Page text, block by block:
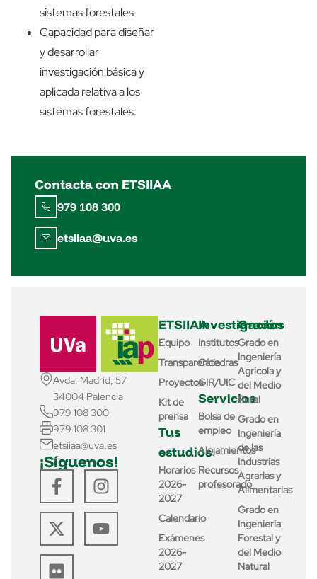
sistemas forestales
Capacidad para diseñar
y desarrollar
investigación básica y
aplicada relativa a los
sistemas forestales.
Contacta con ETSIIAA
979 108 300
etsiiaa@uva.es
Avda. Madrid, 57
34004 Palencia
979 108 300
979 108 301
etsiiaa@uva.es
¡Síguenos!
ETSIIAA
Equipo
Transparencia
Proyectos
Kit de
prensa
Tus
estudios
Horarios
2026-
2027
Calendario
Exámenes
2026-
2027
Investigación
Institutos
Cátedras
GIR/UIC
Servicios
Bolsa de
empleo
Alojamientos
Recursos
profesorado
Grados
Grado en
Ingeniería
Agrícola y
del Medio
Rural
Grado en
Ingeniería
de las
Industrias
Agrarias y
Alimentarias
Grado en
Ingeniería
Forestal y
del Medio
Natural